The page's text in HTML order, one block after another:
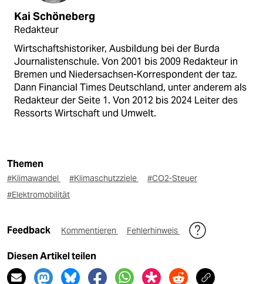
Kai Schöneberg
Redakteur
Wirtschaftshistoriker, Ausbildung bei der Burda
Journalistenschule. Von 2001 bis 2009 Redakteur in
Bremen und Niedersachsen-Korrespondent der taz.
Dann Financial Times Deutschland, unter anderem als
Redakteur der Seite 1. Von 2012 bis 2024 Leiter des
Ressorts Wirtschaft und Umwelt.
Themen
#Klimawandel #Klimaschutzziele
#CO2-Steuer
#Elektromobilität
Feedback Kommentieren Fehlerhinweis
Diesen Artikel teilen